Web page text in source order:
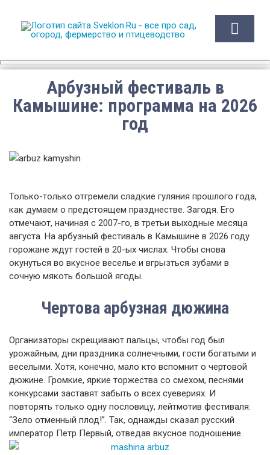
Sveklon.Ru – все про сад,
огород, фермерство и
птицеводство
Арбузный фестиваль в
Камышине: программа на 2026
год
Только-только отгремели сладкие гуляния прошлого года,
как думаем о предстоящем празднестве. Загодя. Его
отмечают, начиная с 2007-го, в третьи выходные месяца
августа. На арбузный фестиваль в Камышине в 2026 году
горожане ждут гостей в 20-ых числах. Чтобы снова
окунуться во вкусное веселье и вгрызться зубами в
сочную мякоть большой ягоды.
Чертова арбузная дюжина
Организаторы скрещивают пальцы, чтобы год был
урожайным, дни праздника солнечными, гости богатыми и
веселыми. Хотя, конечно, мало кто вспомнит о чертовой
дюжине. Громкие, яркие торжества со смехом, песнями
конкурсами заставят забыть о всех суевериях. И
повторять только одну пословицу, лейтмотив фестиваля:
“Зело отменный плод!”. Так, однажды сказал русский
император Петр Первый, отведав вкусное подношение.